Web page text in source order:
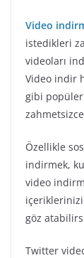
Video
istedikleri
videoları
Video indir
gibi popüler
Özellikle
indirmek,
video
göz
Twitter